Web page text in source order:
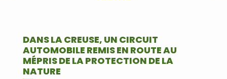
DANS LA CREUSE, UN CIRCUIT
AUTOMOBILE REMIS EN ROUTE AU
MÉPRIS DE LA PROTECTION DE LA
NATURE